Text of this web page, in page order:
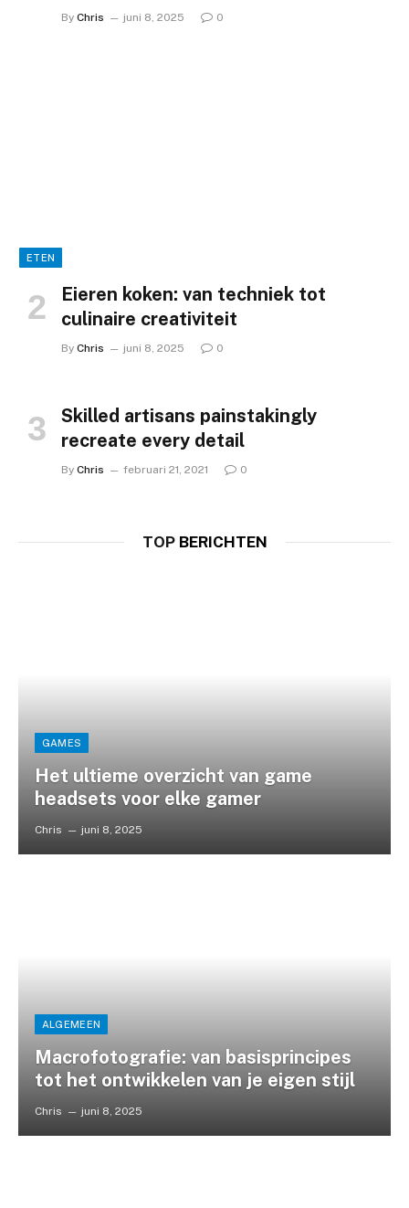
By Chris juni 8, 2025 0
ETEN
Eieren koken: van techniek tot
culinaire creativiteit
By Chris juni 8, 2025 0
Skilled artisans painstakingly
recreate every detail
By Chris februari 21, 2021 0
TOPBERICHTEN
GAMES
Het ultieme overzicht van game
headsets voor elke gamer
Chris juni 8, 2025
ALGEMEEN
Macrofotografie: van basisprincipes
tot het ontwikkelen van je eigen stijl
Chris juni 8, 2025